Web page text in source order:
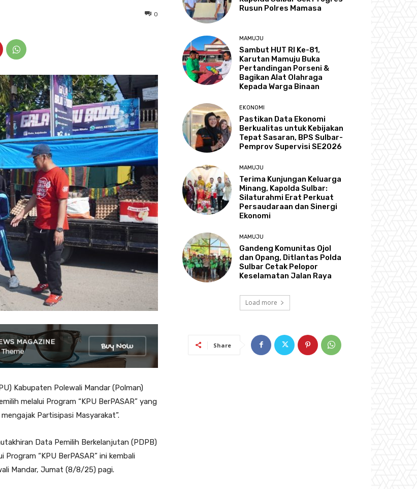
0
Kabupaten Polewali Mandar (Polman)
melalui Program “KPU BerPASAR” yang
Partisipasi Masyarakat”.
Data Pemilih Berkelanjutan (PDPB)
“KPU BerPASAR” ini kembali
Mandar, Jumat (8/8/25) pagi.
Rusun Polres Mamasa
MAMUJU
Sambut HUT RI Ke-81,
Karutan Mamuju Buka
Pertandingan Porseni &
Bagikan Alat Olahraga
Kepada Warga Binaan
EKONOMI
Pastikan Data Ekonomi
Berkualitas untuk Kebijakan
Tepat Sasaran, BPS Sulbar-
Pemprov Supervisi SE2026
MAMUJU
Terima Kunjungan Keluarga
Minang, Kapolda Sulbar:
Silaturahmi Erat Perkuat
Persaudaraan dan Sinergi
Ekonomi
MAMUJU
Gandeng Komunitas Ojol
dan Opang, Ditlantas Polda
Sulbar Cetak Pelopor
Keselamatan Jalan Raya
Load more
Share